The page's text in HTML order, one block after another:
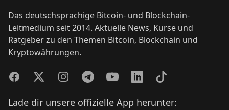
Das deutschsprachige Bitcoin- und Blockchain-
Leitmedium seit 2014. Aktuelle News, Kurse und
Ratgeber zu den Themen Bitcoin, Blockchain und
Kryptowährungen.
FacebookTwitterInstagramTelegramYouTubeLinkedInTikTok
Lade dir unsere offizielle App herunter: